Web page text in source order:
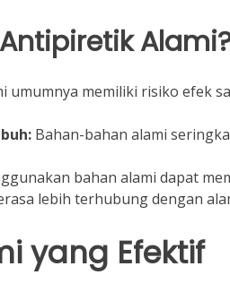
umumnya memiliki risiko efek
Bahan-bahan alami
bahan alami dapat
lebih terhubung dengan
yang Efektif